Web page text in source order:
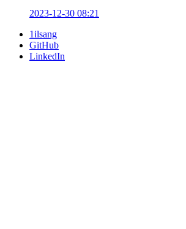
2023-12-30 08:21
1ilsang
GitHub
LinkedIn